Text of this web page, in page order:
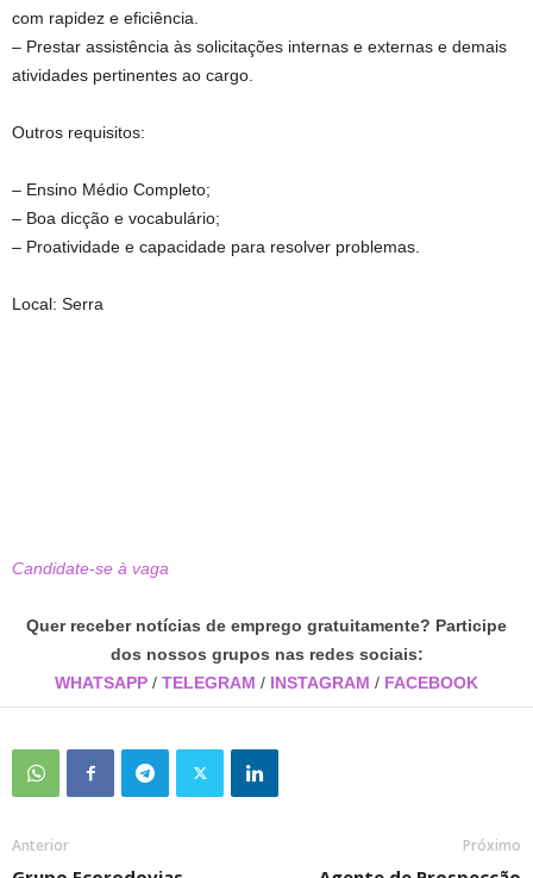
com rapidez e eficiência.
– Prestar assistência às solicitações internas e externas e demais
atividades pertinentes ao cargo.
Outros requisitos:
– Ensino Médio Completo;
– Boa dicção e vocabulário;
– Proatividade e capacidade para resolver problemas.
Local: Serra
Candidate-se à vaga
Quer receber notícias de emprego gratuitamente? Participe
dos nossos grupos nas redes sociais:
WHATSAPP / TELEGRAM / INSTAGRAM / FACEBOOK
Anterior Próximo